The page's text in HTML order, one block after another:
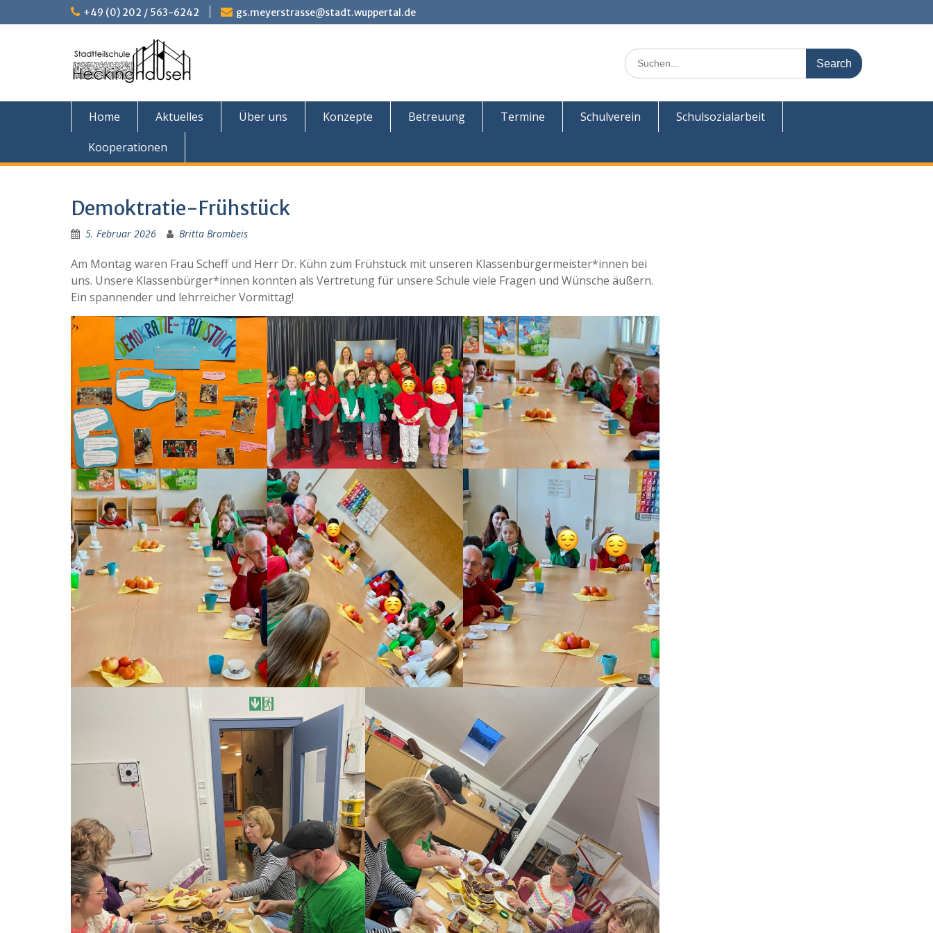
to
+49 (0) 202 / 563-6242 gs.meyerstrasse@stadt.wuppertal.de
Search
for:
Home Aktuelles Über uns Konzepte Betreuung Termine Schulverein
Schulsozialarbeit
Kooperationen
Demoktratie-Frühstück
5. Februar 2026 Britta Brombeis
Am Montag waren Frau Scheff und Herr Dr. Kühn zum Frühstück mit unseren Klassenbürgermeister*innen bei
uns. Unsere Klassenbürger*innen konnten als Vertretung für unsere Schule viele Fragen und Wünsche äußern.
Ein spannender und lehrreicher Vormittag!